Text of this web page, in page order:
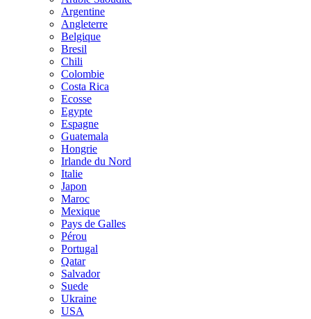
Argentine
Angleterre
Belgique
Bresil
Chili
Colombie
Costa Rica
Ecosse
Egypte
Espagne
Guatemala
Hongrie
Irlande du Nord
Italie
Japon
Maroc
Mexique
Pays de Galles
Pérou
Portugal
Qatar
Salvador
Suede
Ukraine
USA